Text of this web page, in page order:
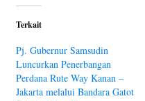
Terkait
Pj. Gubernur Samsudin
Luncurkan Penerbangan
Perdana Rute Way Kanan –
Jakarta melalui Bandara Gatot